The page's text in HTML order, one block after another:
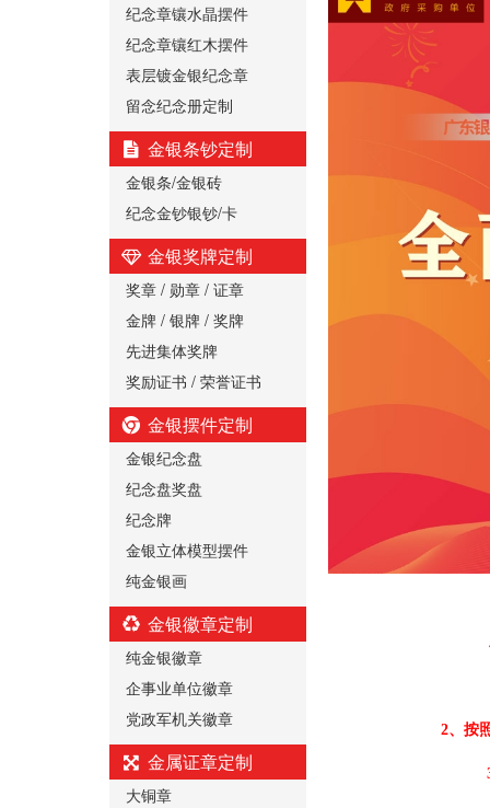
纪念章镶水晶摆件
纪念章镶红木摆件
表层镀金银纪念章
留念纪念册定制
金银条钞定制
金银条/金银砖
纪念金钞银钞/卡
金银奖牌定制
奖章 / 勋章 / 证章
金牌 / 银牌 / 奖牌
先进集体奖牌
奖励证书 / 荣誉证书
金银摆件定制
金银纪念盘
纪念盘奖盘
纪念牌
金银立体模型摆件
纯金银画
金银徽章定制
纯金银徽章
企事业单位徽章
党政军机关徽章
金属证章定制
大铜章
2、按